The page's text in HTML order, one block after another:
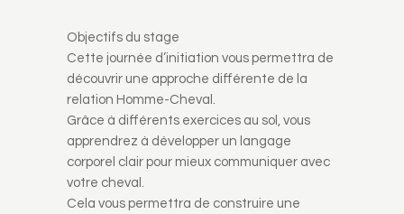
Objectifs du stage
Cette journée d’initiation vous permettra de
découvrir une approche différente de la
relation Homme-Cheval.
Grâce à différents exercices au sol, vous
apprendrez à développer un langage
corporel clair pour mieux communiquer avec
votre cheval.
Cela vous permettra de construire une